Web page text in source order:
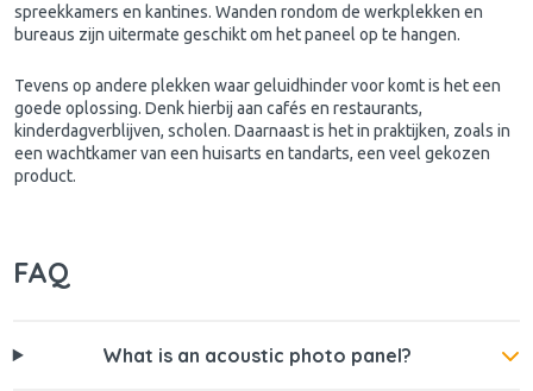
spreekkamers en kantines. Wanden rondom de werkplekken en
bureaus zijn uitermate geschikt om het paneel op te hangen.
Tevens op andere plekken waar geluidhinder voor komt is het een
goede oplossing. Denk hierbij aan cafés en restaurants,
kinderdagverblijven, scholen. Daarnaast is het in praktijken, zoals in
een wachtkamer van een huisarts en tandarts, een veel gekozen
product.
FAQ
What is an acoustic photo panel?